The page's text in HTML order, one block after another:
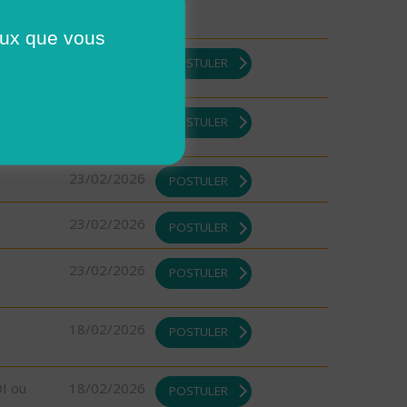
POSTULER
POSTULER
23/02/2026 POSTULER
23/02/2026 POSTULER
23/02/2026 POSTULER
18/02/2026 POSTULER
ou
18/02/2026 POSTULER
que vous